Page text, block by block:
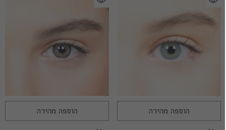
הוספה מהירה הוספה מהירה